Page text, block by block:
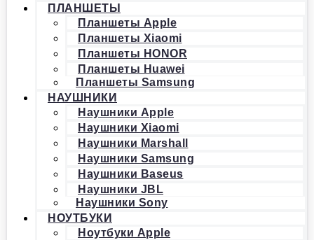
ПЛАНШЕТЫ
Планшеты Apple
Планшеты Xiaomi
Планшеты HONOR
Планшеты Huawei
Планшеты Samsung
НАУШНИКИ
Наушники Apple
Наушники Xiaomi
Наушники Marshall
Наушники Samsung
Наушники Baseus
Наушники JBL
Наушники Sony
НОУТБУКИ
Ноутбуки Apple